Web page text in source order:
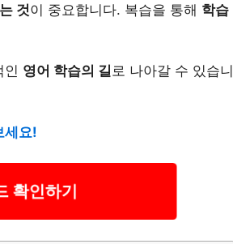
것이 중요합니다. 복습을 통해 학습
인 영어 학습의 길로 나아갈 수 있습니
세요!
확인하기